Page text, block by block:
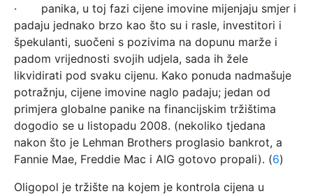
· panika, u toj fazi cijene imovine mijenjaju smjer i
padaju jednako brzo kao što su i rasle, investitori i
špekulanti, suočeni s pozivima na dopunu marže i
padom vrijednosti svojih udjela, sada ih žele
likvidirati pod svaku cijenu. Kako ponuda nadmašuje
potražnju, cijene imovine naglo padaju; jedan od
primjera globalne panike na financijskim tržištima
dogodio se u listopadu 2008. (nekoliko tjedana
nakon što je Lehman Brothers proglasio bankrot, a
Fannie Mae, Freddie Mac i AIG gotovo propali). (6)
Oligopol je tržište na kojem je kontrola cijena u